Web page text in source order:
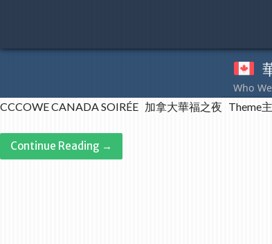
content
華福
CCCOWE CANADA SOIRÉE 加拿大華福之夜 Theme
Continue Reading →